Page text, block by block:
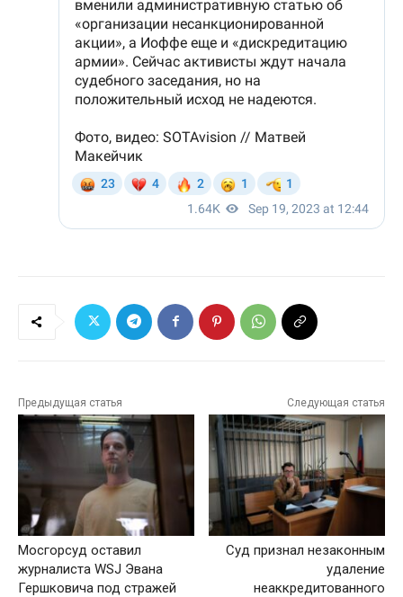
Предыдущая статья
Мосгорсуд оставил
журналиста WSJ Эвана
Гершковича под стражей
Следующая статья
Суд признал незаконным
удаление
неаккредитованного